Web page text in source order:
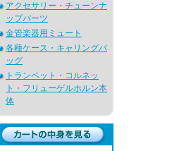
アクセサリー・チューンナ
ップパーツ
金管楽器用ミュート
各種ケース・キャリングバ
ッグ
トランペット・コルネッ
ト・フリューゲルホルン本
体